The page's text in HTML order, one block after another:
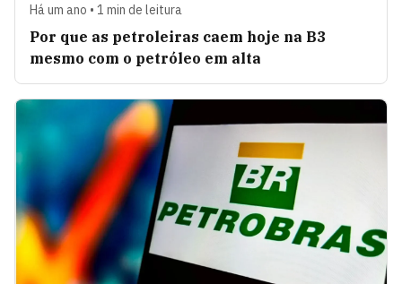
Há um ano • 1 min de leitura
Por que as petroleiras caem hoje na B3
mesmo com o petróleo em alta